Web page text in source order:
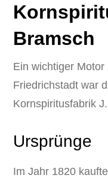
Bramsch
Ein wichtiger
Friedrichstadt war
Kornspiritusfabrik
Ursprünge
Im Jahr 1820